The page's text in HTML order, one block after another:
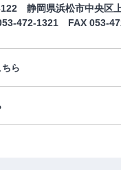
静岡県浜松市中央区
472-1321 FAX 053-
ら